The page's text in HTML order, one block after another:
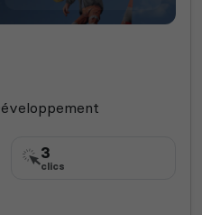
3
clics